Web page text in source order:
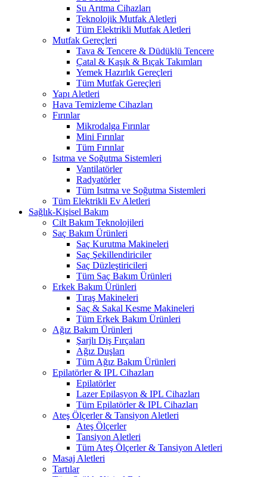
Su Arıtma Cihazları
Teknolojik Mutfak Aletleri
Tüm Elektrikli Mutfak Aletleri
Mutfak Gereçleri
Tava & Tencere & Düdüklü Tencere
Çatal & Kaşık & Bıçak Takımları
Yemek Hazırlık Gereçleri
Tüm Mutfak Gereçleri
Yapı Aletleri
Hava Temizleme Cihazları
Fırınlar
Mikrodalga Fırınlar
Mini Fırınlar
Tüm Fırınlar
Isıtma ve Soğutma Sistemleri
Vantilatörler
Radyatörler
Tüm Isıtma ve Soğutma Sistemleri
Tüm Elektrikli Ev Aletleri
Sağlık-Kişisel Bakım
Cilt Bakım Teknolojileri
Saç Bakım Ürünleri
Saç Kurutma Makineleri
Saç Şekillendiriciler
Saç Düzleştiricileri
Tüm Saç Bakım Ürünleri
Erkek Bakım Ürünleri
Tıraş Makineleri
Saç & Sakal Kesme Makineleri
Tüm Erkek Bakım Ürünleri
Ağız Bakım Ürünleri
Şarjlı Diş Fırçaları
Ağız Duşları
Tüm Ağız Bakım Ürünleri
Epilatörler & IPL Cihazları
Epilatörler
Lazer Epilasyon & IPL Cihazları
Tüm Epilatörler & IPL Cihazları
Ateş Ölçerler & Tansiyon Aletleri
Ateş Ölçerler
Tansiyon Aletleri
Tüm Ateş Ölçerler & Tansiyon Aletleri
Masaj Aletleri
Tartılar